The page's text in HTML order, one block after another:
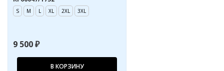
S M L XL 2XL 3XL
9 500 ₽
В КОРЗИНУ